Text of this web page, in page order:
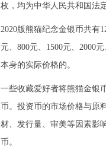
枚，均为中华人民共和国法
2020版熊猫纪念金银币共有
元、800元、1500元、2000
本身的实际价格的。
一些收藏爱好者将熊猫金银
币。投资币的市场价格与原
材、发行量、审美等因素影
币。